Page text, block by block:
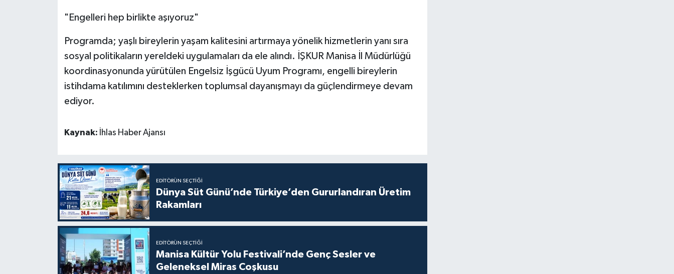
"Engelleri hep birlikte aşıyoruz"
Programda; yaşlı bireylerin yaşam kalitesini artırmaya yönelik hizmetlerin yanı sıra
sosyal politikaların yereldeki uygulamaları da ele alındı. İŞKUR Manisa İl Müdürlüğü
koordinasyonunda yürütülen Engelsiz İşgücü Uyum Programı, engelli bireylerin
istihdama katılımını desteklerken toplumsal dayanışmayı da güçlendirmeye devam
ediyor.
Kaynak: İhlas Haber Ajansı
EDITÖRÜN SEÇTIĞI
Dünya Süt Günü’nde Türkiye’den Gururlandıran Üretim
Rakamları
EDITÖRÜN SEÇTIĞI
Manisa Kültür Yolu Festivali’nde Genç Sesler ve
Geleneksel Miras Coşkusu